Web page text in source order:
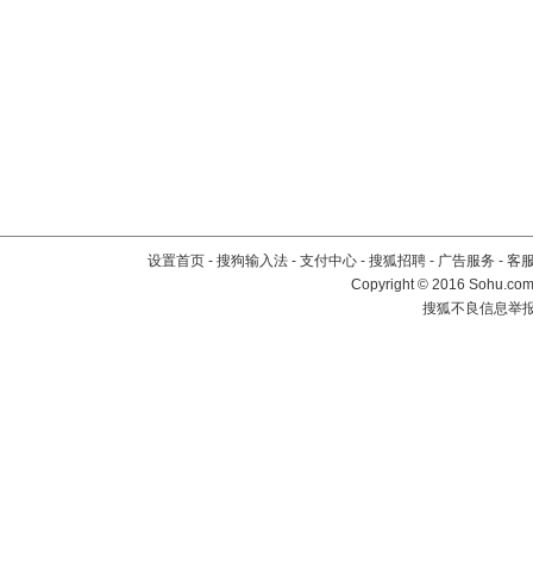
设置首页 - 搜狗输入法 - 支付中心 - 搜狐招聘 - 广告服务 - 客
Copyright©2016
搜狐不良信息举